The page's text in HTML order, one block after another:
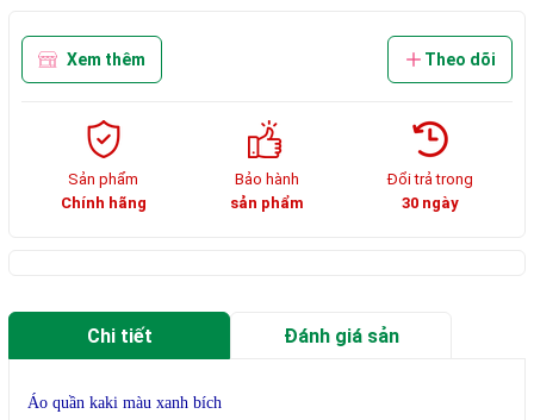
Xem thêm Theo dõi
Sản phẩm
Chính hãng
Bảo hành
sản phẩm
Đổi trả trong
30 ngày
Chi tiết Đánh giá sản
Áo quần kaki màu xanh bích